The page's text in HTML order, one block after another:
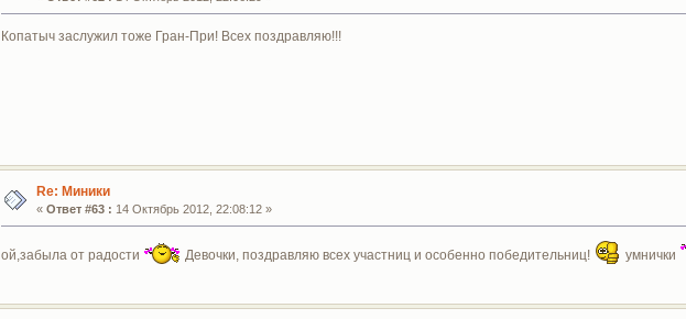
Копатыч заслужил тоже Гран-При! Всех поздравляю!!!
Re: Миники
« Ответ #63 : 14 Октябрь 2012, 22:08:12 »
ой,забыла от радости Девочки, поздравляю всех участниц и особенно победительниц! умнички